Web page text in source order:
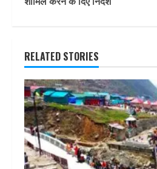
RELATED STORIES